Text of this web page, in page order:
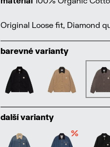
Original Loose fit, Diamond
barevné varianty
další varianty
%